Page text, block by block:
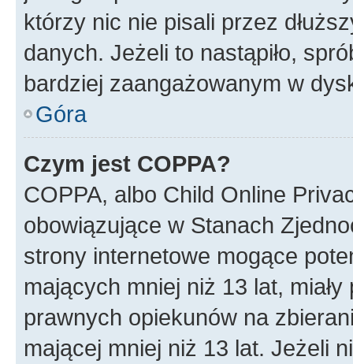
którzy nic nie pisali przez
danych. Jeżeli to nastąpiło,
bardziej zaangażowanym w
Góra
Czym jest COPPA?
COPPA, albo Child Online
obowiązujące w Stanach
strony internetowe mogące
mających mniej niż 13 lat,
prawnych opiekunów na
mającej mniej niż 13 lat. Jeżeli